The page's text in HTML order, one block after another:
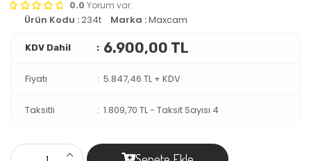
0.0 Yorum var.
Ürün Kodu :234t Marka :Maxcam
KDV Dahil 6.900,00 TL
Fiyatı 5.847,46 TL + KDV
Taksitli 1.809,70 TL- Taksit Sayısı 4